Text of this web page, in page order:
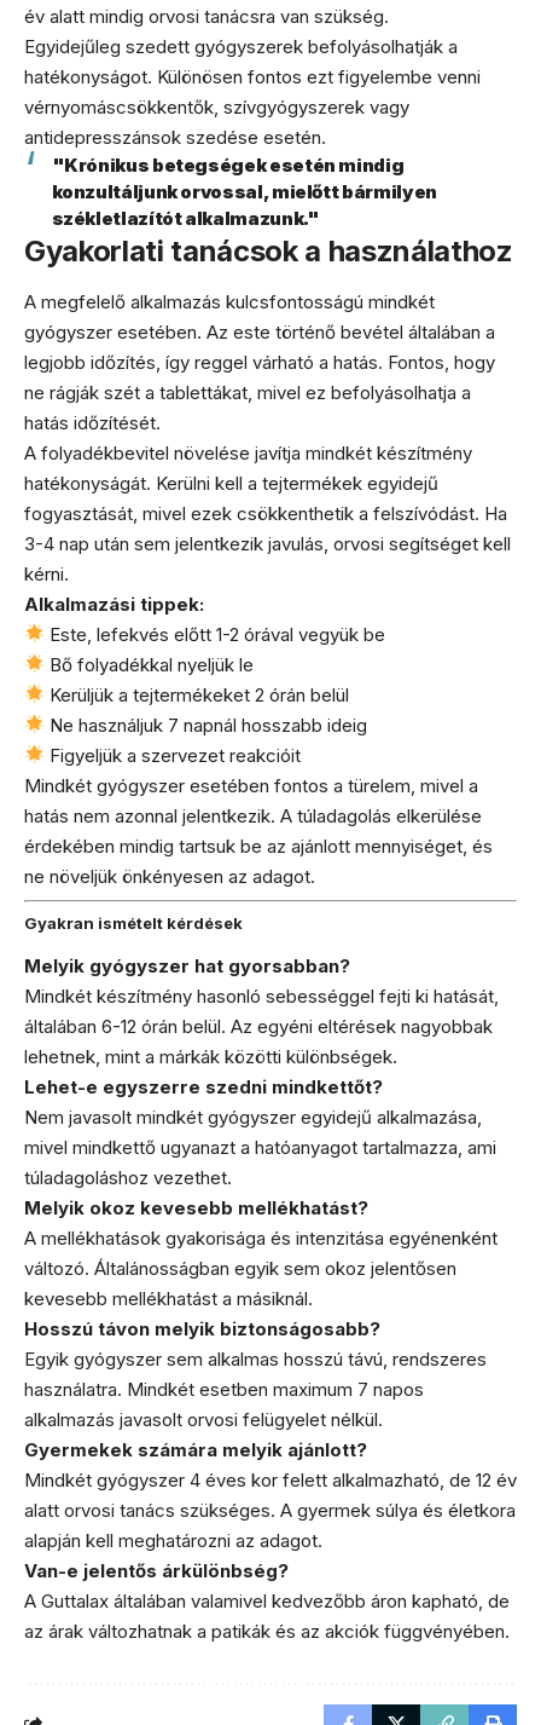
év alatt mindig orvosi tanácsra van szükség.
Egyidejűleg szedett gyógyszerek befolyásolhatják a
hatékonyságot. Különösen fontos ezt figyelembe venni
vérnyomáscsökkentők, szívgyógyszerek vagy
antidepresszánsok szedése esetén.
"Krónikus betegségek esetén mindig
konzultáljunk orvossal, mielőtt bármilyen
székletlazítót alkalmazunk."
Gyakorlati tanácsok a használathoz
A megfelelő alkalmazás kulcsfontosságú mindkét
gyógyszer esetében. Az este történő bevétel általában a
legjobb időzítés, így reggel várható a hatás. Fontos, hogy
ne rágják szét a tablettákat, mivel ez befolyásolhatja a
hatás időzítését.
A folyadékbevitel növelése javítja mindkét készítmény
hatékonyságát. Kerülni kell a tejtermékek egyidejű
fogyasztását, mivel ezek csökkenthetik a felszívódást. Ha
3-4 nap után sem jelentkezik javulás, orvosi segítséget kell
kérni.
Alkalmazási tippek:
Este, lefekvés előtt 1-2 órával vegyük be
Bő folyadékkal nyeljük le
Kerüljük a tejtermékeket 2 órán belül
Ne használjuk 7 napnál hosszabb ideig
Figyeljük a szervezet reakcióit
Mindkét gyógyszer esetében fontos a türelem, mivel a
hatás nem azonnal jelentkezik. A túladagolás elkerülése
érdekében mindig tartsuk be az ajánlott mennyiséget, és
ne növeljük önkényesen az adagot.
Gyakran ismételt kérdések
Melyik gyógyszer hat gyorsabban?
Mindkét készítmény hasonló sebességgel fejti ki hatását,
általában 6-12 órán belül. Az egyéni eltérések nagyobbak
lehetnek, mint a márkák közötti különbségek.
Lehet-e egyszerre szedni mindkettőt?
Nem javasolt mindkét gyógyszer egyidejű alkalmazása,
mivel mindkettő ugyanazt a hatóanyagot tartalmazza, ami
túladagoláshoz vezethet.
Melyik okoz kevesebb mellékhatást?
A mellékhatások gyakorisága és intenzitása egyénenként
változó. Általánosságban egyik sem okoz jelentősen
kevesebb mellékhatást a másiknál.
Hosszú távon melyik biztonságosabb?
Egyik gyógyszer sem alkalmas hosszú távú, rendszeres
használatra. Mindkét esetben maximum 7 napos
alkalmazás javasolt orvosi felügyelet nélkül.
Gyermekek számára melyik ajánlott?
Mindkét gyógyszer 4 éves kor felett alkalmazható, de 12 év
alatt orvosi tanács szükséges. A gyermek súlya és életkora
alapján kell meghatározni az adagot.
Van-e jelentős árkülönbség?
A Guttalax általában valamivel kedvezőbb áron kapható, de
az árak változhatnak a patikák és az akciók függvényében.